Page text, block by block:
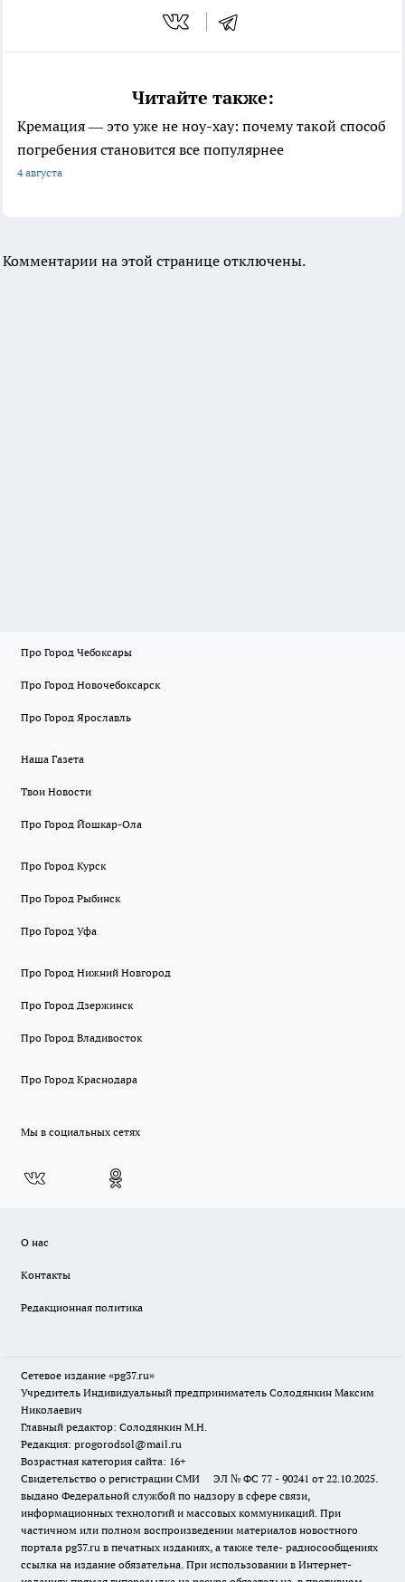
Читайте также:
Кремация — это уже не ноу-хау: почему такой способ
погребения становится все популярнее
4 августа
Комментарии на этой странице отключены.
Про Город Чебоксары
Про Город Новочебоксарск
Про Город Ярославль
Наша Газета
Твои Новости
Про Город Йошкар-Ола
Про Город Курск
Про Город Рыбинск
Про Город Уфа
Про Город Нижний Новгород
Про Город Дзержинск
Про Город Владивосток
Про Город Краснодара
Мы в социальных сетях
О нас
Контакты
Редакционная политика
Сетевое издание «pg37.ru»
Учредитель Индивидуальный предприниматель Солодянкин Максим
Николаевич
Главный редактор: Солодянкин М.Н.
Редакция: progorodsol@mail.ru
Возрастная категория сайта: 16+
Свидетельство о регистрации СМИ ЭЛ № ФС 77 - 90241 от 22.10.2025.
выдано Федеральной службой по надзору в сфере связи,
информационных технологий и массовых коммуникаций. При
частичном или полном воспроизведении материалов новостного
портала pg37.ru в печатных изданиях, а также теле- радиосообщениях
ссылка на издание обязательна. При использовании в Интернет-